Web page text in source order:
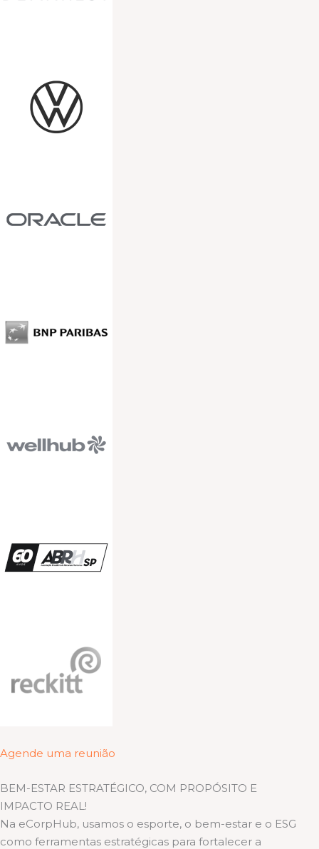
Agende uma reunião
BEM-ESTAR ESTRATÉGICO, COM PROPÓSITO E
IMPACTO REAL!
Na eCorpHub, usamos o esporte, o bem-estar e o ESG
como ferramentas estratégicas para fortalecer a